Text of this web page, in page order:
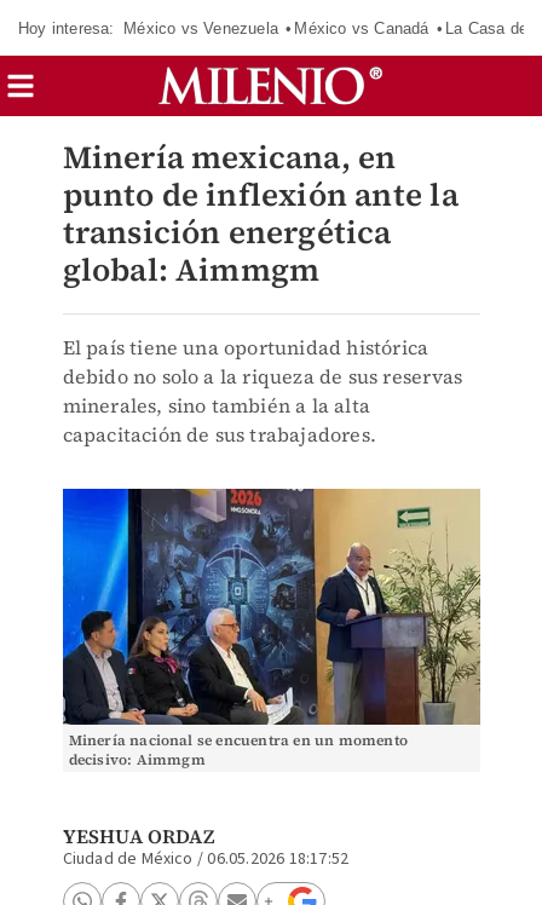
Hoy interesa: México vs Venezuela México vs Canadá La Casa de
Minería mexicana, en
punto de inflexión ante la
transición energética
global: Aimmgm
El país tiene una oportunidad histórica
debido no solo a la riqueza de sus reservas
minerales, sino también a la alta
capacitación de sus trabajadores.
Minería nacional se encuentra en un momento
decisivo: Aimmgm
YESHUA ORDAZ
Ciudad de México /06.05.2026 18:17:52